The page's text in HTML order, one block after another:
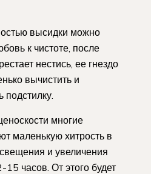
высидки можно
к чистоте, после
нестись, ее гнездо
вычистить и
подстилку.
многие
маленькую хитрость в
и увеличения
15 часов. От этого будет